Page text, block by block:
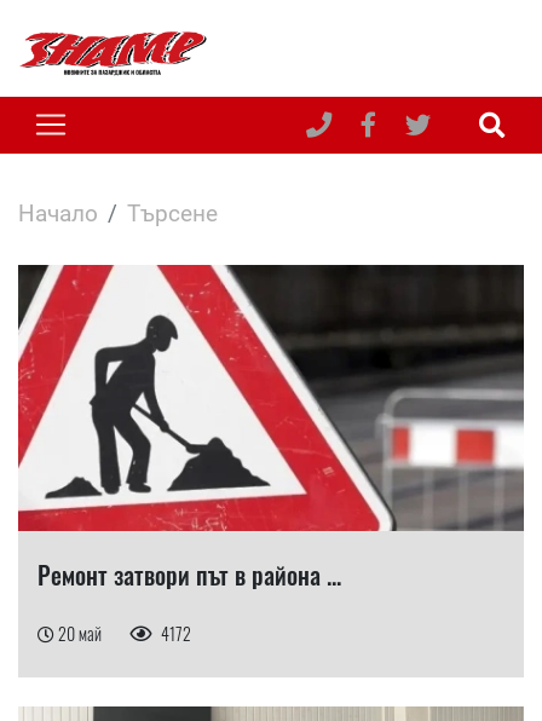
Начало Търсене
Ремонт затвори път в района ...
20 май 4172